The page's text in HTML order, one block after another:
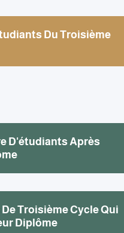
Du Troisième
D'étudiants Après
Troisième Cycle Qui
Diplôme